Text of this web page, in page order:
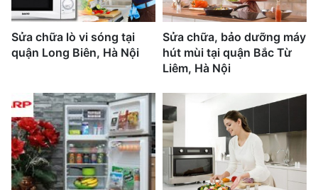
Sửa chữa lò vi sóng tại
quận Long Biên, Hà Nội
Sửa chữa, bảo dưỡng máy
hút mùi tại quận Bắc Từ
Liêm, Hà Nội